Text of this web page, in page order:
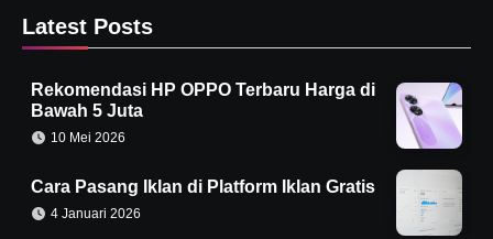
Latest Posts
Rekomendasi HP OPPO Terbaru Harga di
Bawah 5 Juta
10 Mei 2026
Cara Pasang Iklan di Platform Iklan Gratis
4 Januari 2026